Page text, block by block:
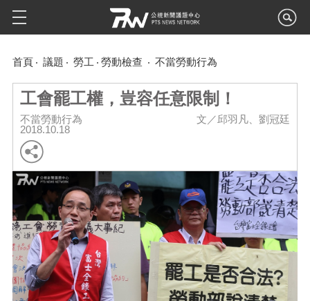
首頁 議題 勞工 勞動檢查 不當勞動行為
工會罷工權，豈容任意限制！
不當勞動行為
2018.10.18
文／邱羽凡、劉冠廷